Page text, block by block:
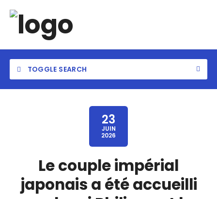
TOGGLE SEARCH
23
JUIN
2026
Le couple impérial
japonais a été accueilli